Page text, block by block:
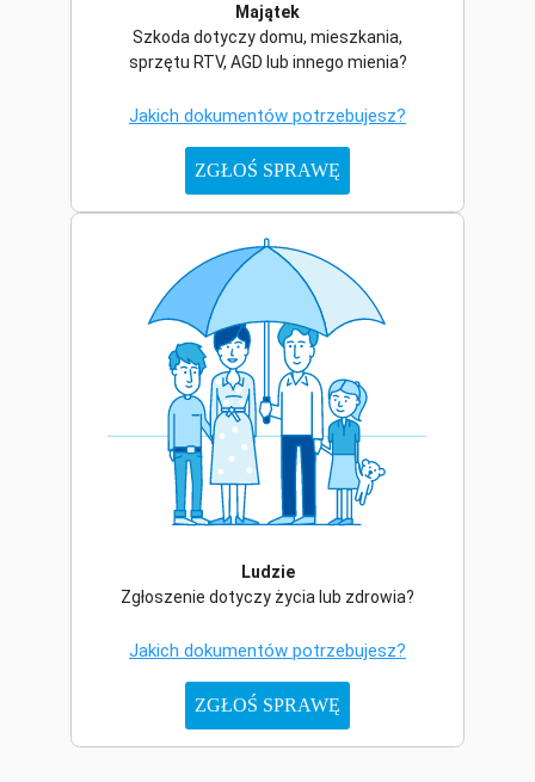
Majątek
Szkoda dotyczy domu, mieszkania,
sprzętu RTV, AGD lub innego mienia?
Jakich dokumentów potrzebujesz?
ZGŁOŚ SPRAWĘ
Ludzie
Zgłoszenie dotyczy życia lub zdrowia?
Jakich dokumentów potrzebujesz?
ZGŁOŚ SPRAWĘ